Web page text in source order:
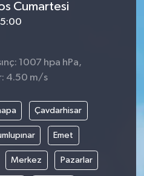
Cumartesi
1007 hpa hPa,
4.50 m/s
Çavdarhisar
Emet
Merkez Pazarlar